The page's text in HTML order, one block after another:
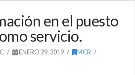
en el puesto
servicio.
ENERO 29, 2019
MCR